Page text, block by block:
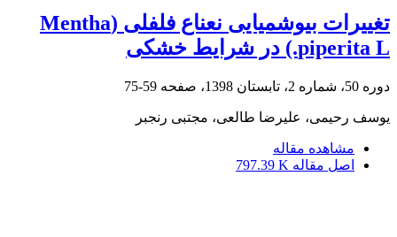
تغییرات بیوشمیایی نعناع فلفلی (Mentha
piperita L.) در شرایط خشکی
دوره 50، شماره 2، تابستان 1398، صفحه 59-75
یوسف رحیمی، علیرضا طالعی، مجتبی رنجبر
مشاهده مقاله
اصل مقاله 797.39 K